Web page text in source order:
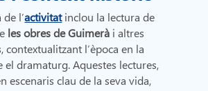
l’activitatinclou la lectura de
les obres de Guimerà i altres
contextualitzant l’època en la
el dramaturg. Aquestes lectures,
escenaris clau de la seva vida,